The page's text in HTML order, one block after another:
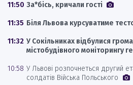
11:50 За*бісь, кричали гості
11:35 Біля Львова курсуватиме
11:32 У Сокільниках відбулися
містобудівного моніторингу
10:58 У Львові розпочнеться другий
солдатів Війська Польського